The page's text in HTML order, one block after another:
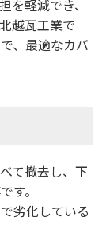
を軽減でき、
越瓦工業で
、最適なカバ
て撤去し、下
す。
劣化している